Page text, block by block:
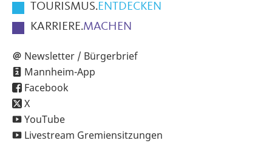
TOURISMUS.ENTDECKEN
KARRIERE.MACHEN
Newsletter / Bürgerbrief
Mannheim-App
Facebook
X
YouTube
Livestream Gremiensitzungen